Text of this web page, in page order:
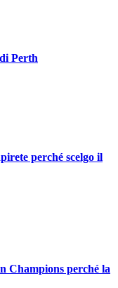
Perth
perché scelgo il
Champions perché la